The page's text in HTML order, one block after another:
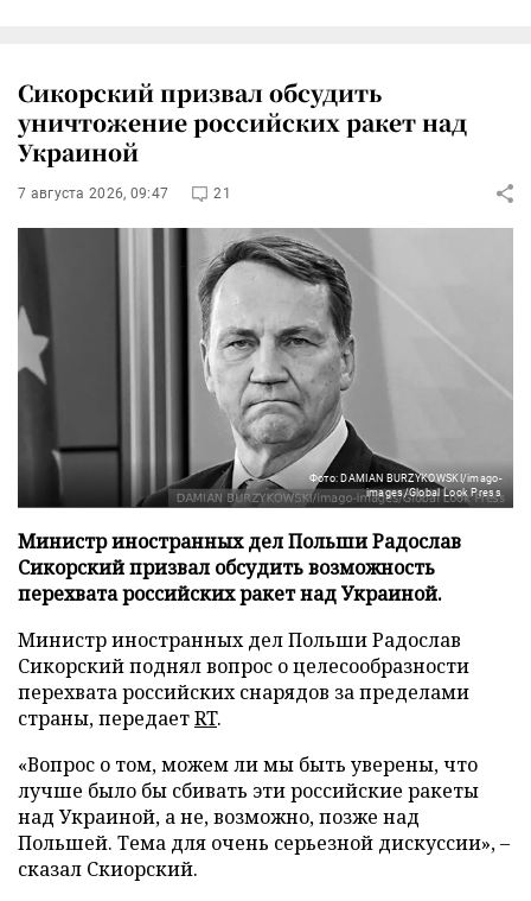
Сикорский призвал обсудить
уничтожение российских ракет над
Украиной
7 августа 2026, 09:47 21
Фото: DAMIAN BURZYKOWSKI/imago-
images/Global Look Press
Министр иностранных дел Польши Радослав
Сикорский призвал обсудить возможность
перехвата российских ракет над Украиной.
Министр иностранных дел Польши Радослав
Сикорский поднял вопрос о целесообразности
перехвата российских снарядов за пределами
страны, передаетRT.
«Вопрос о том, можем ли мы быть уверены, что
лучше было бы сбивать эти российские ракеты
над Украиной, а не, возможно, позже над
Польшей. Тема для очень серьезной дискуссии», –
сказал Скиорский.